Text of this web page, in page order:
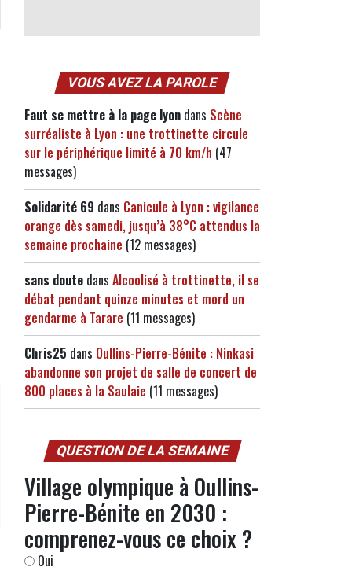
VOUS AVEZ LA PAROLE
Faut se mettre à la page lyon dans Scène
surréaliste à Lyon : une trottinette circule
sur le périphérique limité à 70 km/h (47
messages)
Solidarité 69 dans Canicule à Lyon : vigilance
orange dès samedi, jusqu’à 38°C attendus la
semaine prochaine (12 messages)
sans doute dans Alcoolisé à trottinette, il se
débat pendant quinze minutes et mord un
gendarme à Tarare (11 messages)
Chris25 dans Oullins-Pierre-Bénite : Ninkasi
abandonne son projet de salle de concert de
800 places à la Saulaie (11 messages)
QUESTION DE LA SEMAINE
Village olympique à Oullins-
Pierre-Bénite en 2030 :
comprenez-vous ce choix ?
Oui